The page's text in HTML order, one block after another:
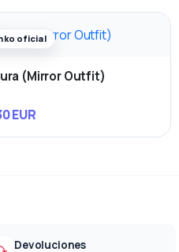
oficial
(Mirror Outfit)
EUR
Devoluciones